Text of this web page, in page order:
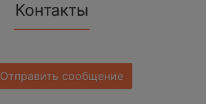
Контакты
Отправить сообщение